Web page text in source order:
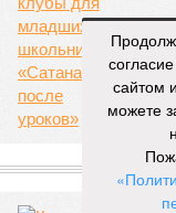
сайтом
можете